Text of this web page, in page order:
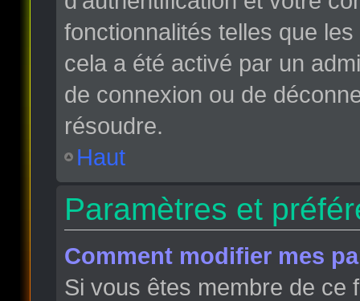
fonctionnalités telles que
cela a été activé par un
de connexion ou de
résoudre.
Haut
Paramètres et
Comment modifier mes
Si vous êtes membre de ce